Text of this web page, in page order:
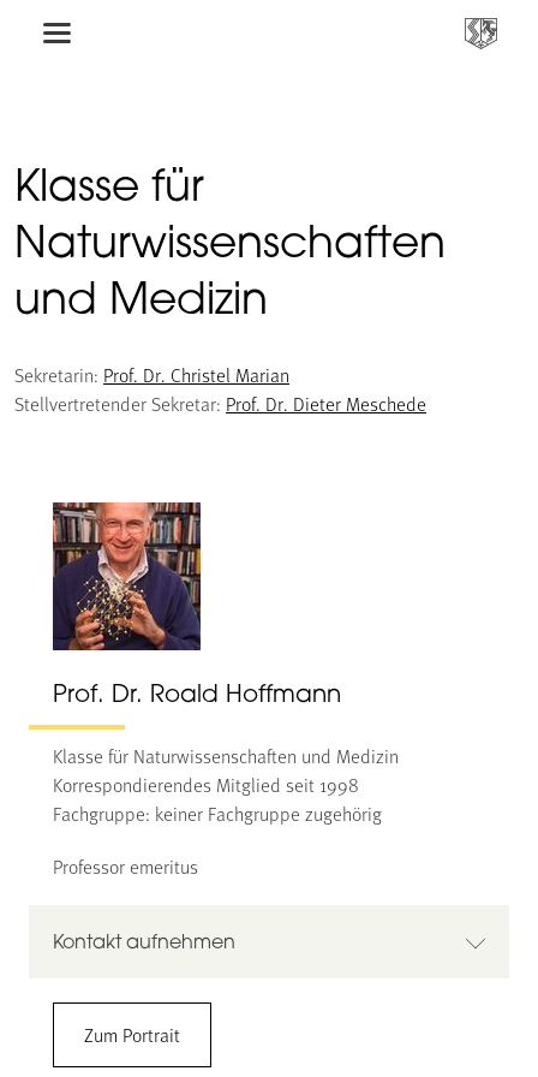
Klasse für
Naturwissenschaften
und Medizin
Sekretarin: Prof. Dr. Christel Marian
Stellvertretender Sekretar: Prof. Dr. Dieter Meschede
Prof. Dr. Roald Hoffmann
Klasse für Naturwissenschaften und Medizin
Korrespondierendes Mitglied seit 1998
Fachgruppe: keiner Fachgruppe zugehörig
Professor emeritus
Kontakt aufnehmen
Dept. of Chemistry and Chemical Biology
Zum Portrait